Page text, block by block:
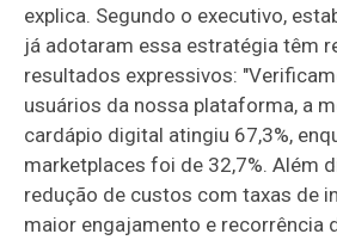
explica. Segundo o executivo,
já adotaram essa estratégia têm
resultados expressivos:
usuários da nossa plataforma, a
cardápio digital atingiu 67,3%,
marketplaces foi de 32,7%. Além
redução de custos com taxas de
maior engajamento e recorrência